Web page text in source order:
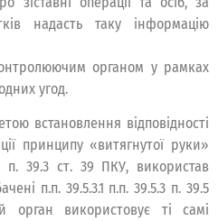
надасть таку інформацію
органом у рамках
угод.
встановлення відповідності
принципу «витягнутої руки»
39.3 ст. 39 ПКУ, використав
п.п. 39.5.3.1 п.п. 39.5.3 п. 39.5
використовує ті самі